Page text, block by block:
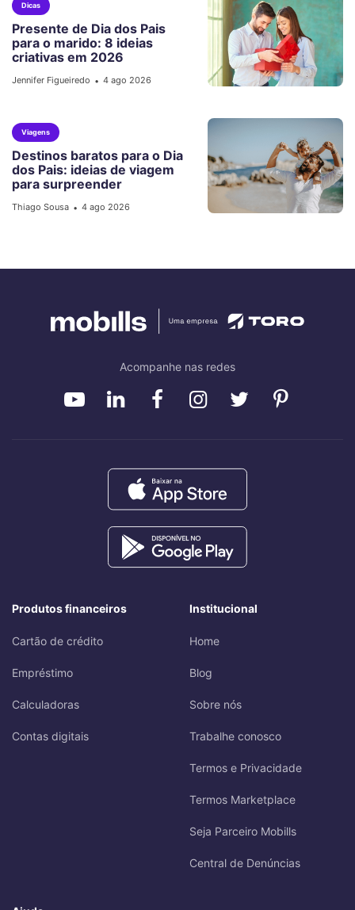
Dicas
Presente de Dia dos Pais
para o marido: 8 ideias
criativas em 2026
Jennifer Figueiredo • 4 ago 2026
Viagens
Destinos baratos para o Dia
dos Pais: ideias de viagem
para surpreender
Thiago Sousa • 4 ago 2026
Acompanhe nas redes
Produtos financeiros
Cartão de crédito
Empréstimo
Calculadoras
Contas digitais
Institucional
Home
Blog
Sobre nós
Trabalhe conosco
Termos e Privacidade
Termos Marketplace
Seja Parceiro Mobills
Central de Denúncias